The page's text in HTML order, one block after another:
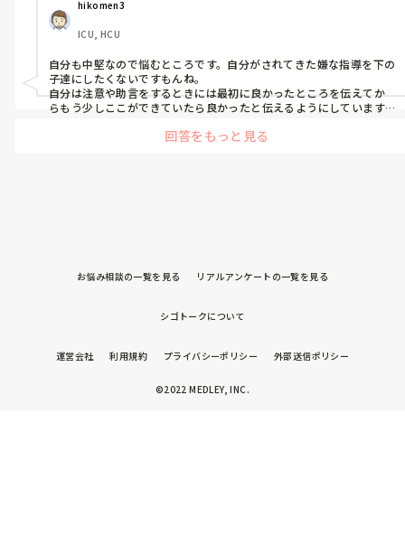
hikomen3
ICU, HCU
自分も中堅なので悩むところです。自分がされてきた嫌な指導を下の
子達にしたくないですもんね。
自分は注意や助言をするときには最初に良かったところを伝えてか
らもう少しここができていたら良かったと伝えるようにしています。
きちんと見ている事を伝えるようにすると素直に受け止めてくれる
回答をもっと見る
お悩み相談の一覧を見る リアルアンケートの一覧を見る
シゴトークについて
運営会社 利用規約 プライバシーポリシー 外部送信ポリシー
©2022 MEDLEY, INC.